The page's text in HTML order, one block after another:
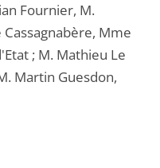
Fournier, M.
Mme
; M. Mathieu Le
Martin Guesdon,